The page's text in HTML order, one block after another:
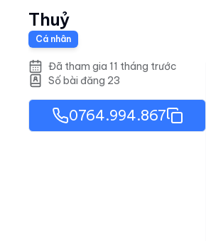
Thuỷ
Cá nhân
Đã tham gia 11 tháng trước
Số bài đăng 23
0764.994.867